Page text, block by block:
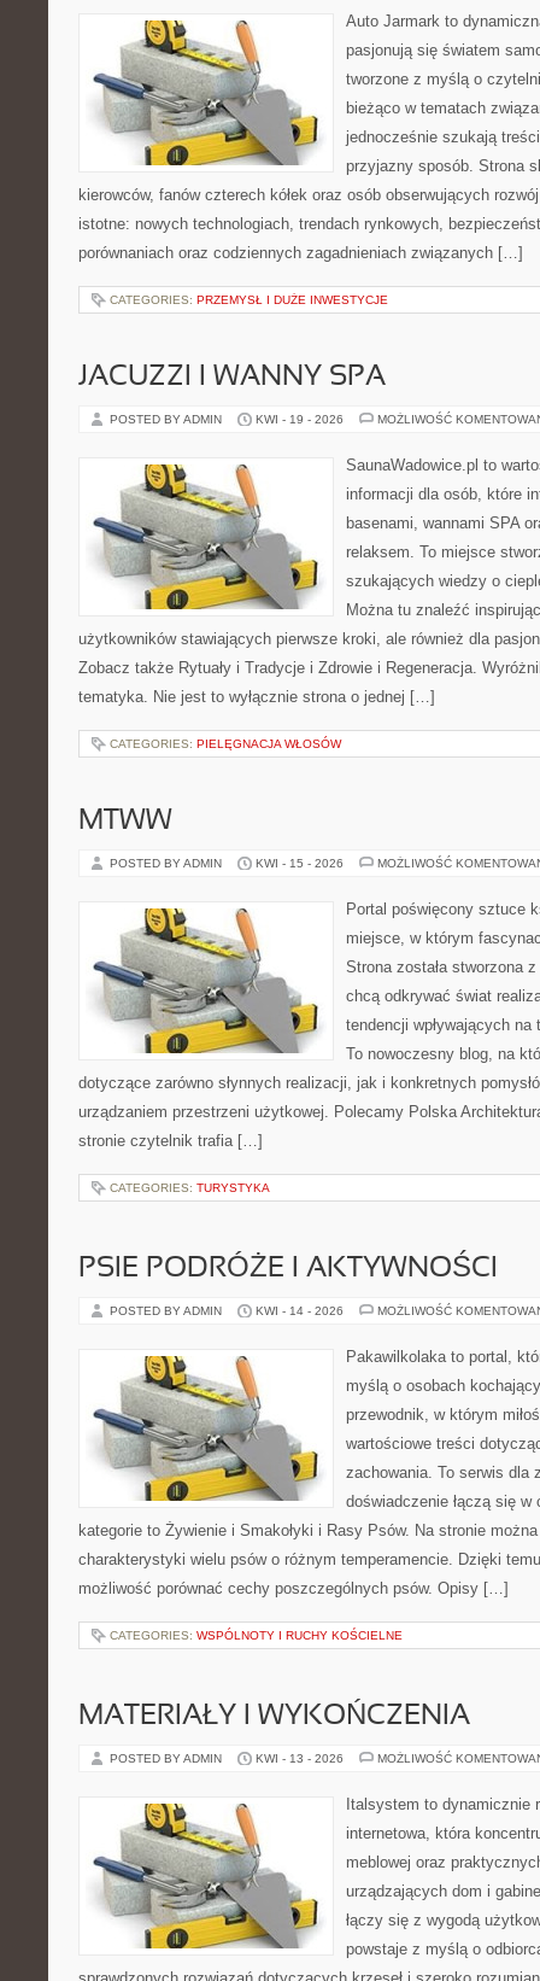
Auto Jarmark to
pasjonują się światem
tworzone z myślą o
bieżąco w tematach
jednocześnie szukają
przyjazny sposób. Strona
kierowców, fanów czterech kółek oraz osób obserwujących
istotne: nowych technologiach, trendach rynkowych,
porównaniach oraz codziennych zagadnieniach związanych […]
CATEGORIES: PRZEMYSŁ I DUŻE INWESTYCJE
JACUZZI I WANNY SPA
POSTED BY ADMIN KWI - 19 - 2026 MOŻLIWOŚĆ
SaunaWadowice.pl to
informacji dla osób, które
basenami, wannami SPA
relaksem. To miejsce
szukających wiedzy o
Można tu znaleźć
użytkowników stawiających pierwsze kroki, ale również dla
Zobacz także Rytuały i Tradycje i Zdrowie i Regeneracja.
tematyka. Nie jest to wyłącznie strona o jednej […]
CATEGORIES: PIELĘGNACJA WŁOSÓW
MTWW
POSTED BY ADMIN KWI - 15 - 2026 MOŻLIWOŚĆ
Portal poświęcony sztuce
miejsce, w którym
Strona została stworzona
chcą odkrywać świat
tendencji wpływających
To nowoczesny blog, na
dotyczące zarówno słynnych realizacji, jak i konkretnych
urządzaniem przestrzeni użytkowej. Polecamy Polska
stronie czytelnik trafia […]
CATEGORIES: TURYSTYKA
PSIE PODRÓŻE I AKTYWNOŚCI
POSTED BY ADMIN KWI - 14 - 2026 MOŻLIWOŚĆ
Pakawilkolaka to portal,
myślą o osobach
przewodnik, w którym
wartościowe treści
zachowania. To serwis dla
doświadczenie łączą się
kategorie to Żywienie i Smakołyki i Rasy Psów. Na stronie
charakterystyki wielu psów o różnym temperamencie. Dzięki
możliwość porównać cechy poszczególnych psów. Opisy […]
CATEGORIES: WSPÓLNOTY I RUCHY KOŚCIELNE
MATERIAŁY I WYKOŃCZENIA
POSTED BY ADMIN KWI - 13 - 2026 MOŻLIWOŚĆ
Italsystem to dynamicznie
internetowa, która
meblowej oraz
urządzających dom i
łączy się z wygodą
powstaje z myślą o